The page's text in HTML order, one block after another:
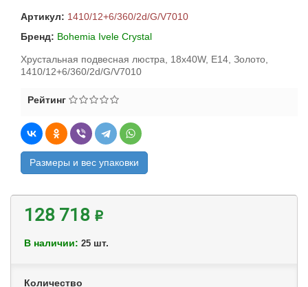
Артикул: 1410/12+6/360/2d/G/V7010
Бренд: Bohemia Ivele Crystal
Хрустальная подвесная люстра, 18x40W, E14, Золото,
1410/12+6/360/2d/G/V7010
Рейтинг
Размеры и вес упаковки
128 718 ₽
В наличии: 25 шт.
Количество